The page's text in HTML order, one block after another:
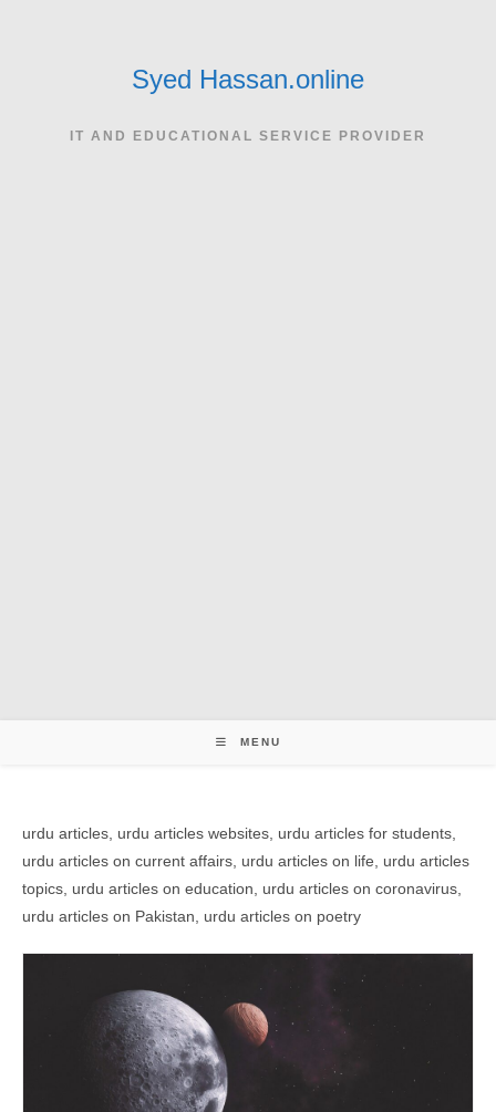
Syed Hassan.online
IT AND EDUCATIONAL SERVICE PROVIDER
MENU
urdu articles, urdu articles websites, urdu articles for students,
urdu articles on current affairs, urdu articles on life, urdu articles
topics, urdu articles on education, urdu articles on coronavirus,
urdu articles on Pakistan, urdu articles on poetry